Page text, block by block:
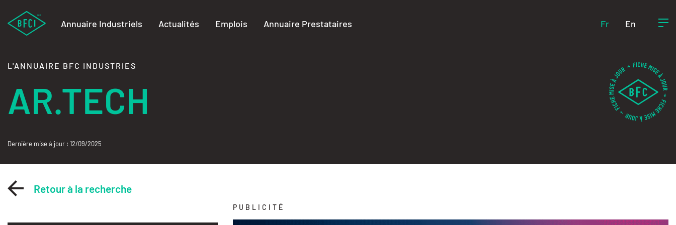
Annuaire Industriels Actualités Emplois Annuaire Prestataires Fr En
L'ANNUAIRE BFC INDUSTRIES
AR.TECH
Dernière mise à jour : 12/09/2025
Retour à la recherche
PUBLICITÉ